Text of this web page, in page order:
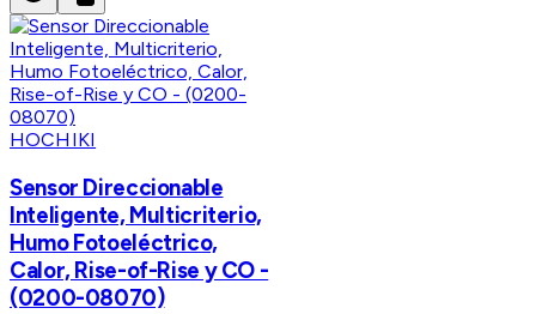
HOCHIKI
Sensor Direccionable
Inteligente, Multicriterio,
Humo Fotoeléctrico,
Calor, Rise-of-Rise y CO -
(0200-08070)